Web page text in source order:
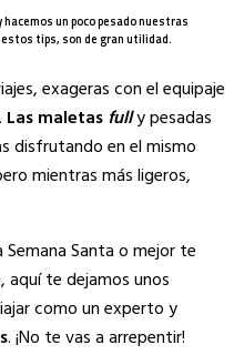
un poco pesado nuestras
estos tips, son de gran utilidad.
exageras con el equipaje
Las maletasfully pesadas
disfrutando en el mismo
mientras más ligeros,
Semana Santa o mejor te
aquí te dejamos unos
como un experto y
. ¡No te vas a arrepentir!